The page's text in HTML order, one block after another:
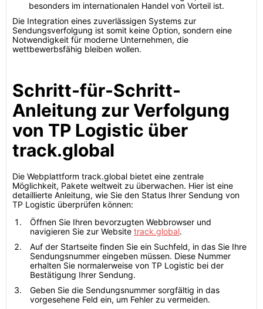
besonders im internationalen Handel von Vorteil ist.
Die Integration eines zuverlässigen Systems zur
Sendungsverfolgung ist somit keine Option, sondern eine
Notwendigkeit für moderne Unternehmen, die
wettbewerbsfähig bleiben wollen.
Schritt-für-Schritt-
Anleitung zur Verfolgung
von TP Logistic über
track.global
Die Webplattform track.global bietet eine zentrale
Möglichkeit, Pakete weltweit zu überwachen. Hier ist eine
detaillierte Anleitung, wie Sie den Status Ihrer Sendung von
TP Logistic überprüfen können:
Öffnen Sie Ihren bevorzugten Webbrowser und
navigieren Sie zur Website track.global.
Auf der Startseite finden Sie ein Suchfeld, in das Sie Ihre
Sendungsnummer eingeben müssen. Diese Nummer
erhalten Sie normalerweise von TP Logistic bei der
Bestätigung Ihrer Sendung.
Geben Sie die Sendungsnummer sorgfältig in das
vorgesehene Feld ein, um Fehler zu vermeiden.